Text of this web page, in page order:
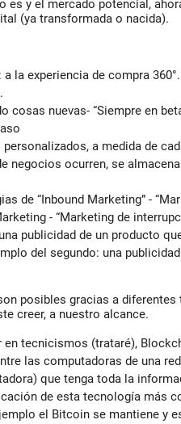
es y el mercado potencial,
(ya transformada o nacida).
la experiencia de compra 360°.
cosas nuevas- “Siempre en
a medida de
negocios ocurren, se
de “Inbound Marketing” -
- “Marketing de
publicidad de un producto
del segundo: una
posibles gracias a
creer, a nuestro alcance.
en tecnicismos (trataré),
las computadoras de una
que tenga toda la
de esta tecnología más
el Bitcoin se mantiene y